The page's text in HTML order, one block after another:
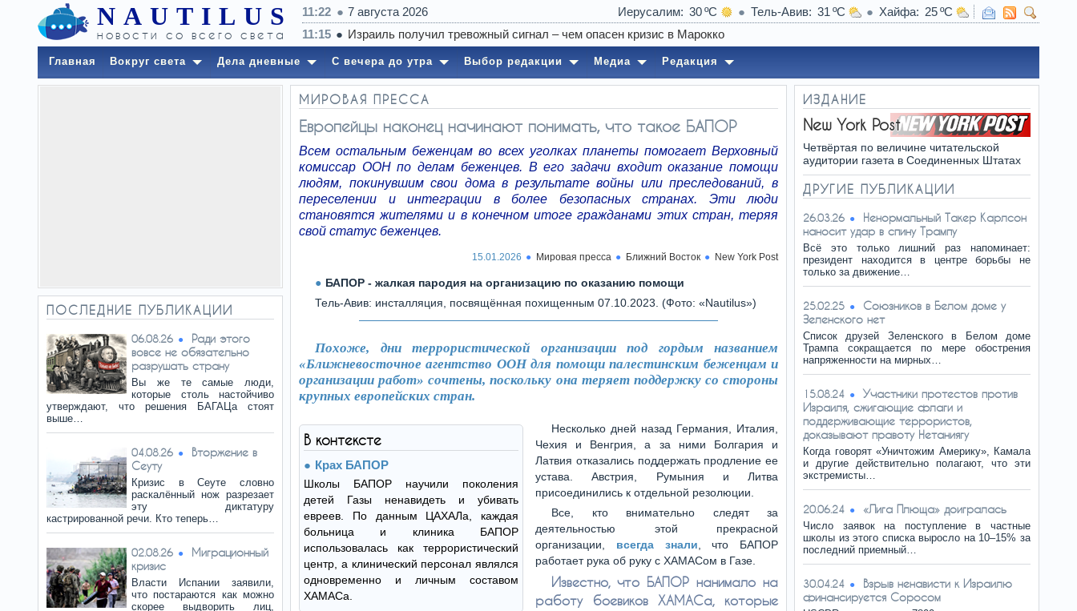
NAUTILUS
новости со всего света
11:22 7 августа 2026 Иерусалим 30 Тель-Авив 31 Хайфа 25
Главная Вокруг света Дела дневные С вечера до утра Выбор редакции Медиа Редакция
ПОСЛЕДНИЕ ПУБЛИКАЦИИ
06.08.26
Ради этого
вовсе не обязательно
разрушать страну
Вы же те самые люди,
которые столь настойчиво
утверждают, что решения БАГАЦа стоят
выше…
04.08.26
Вторжение в
Сеуту
Кризис в Сеуте словно
раскалённый нож разрезает
эту диктатуру
кастрированной речи. Кто теперь…
02.08.26
Миграционный
кризис
Власти Испании заявили,
что постараются как можно
скорее выдворить лиц,
МИРОВАЯ ПРЕССА
Европейцы наконец начинают понимать, что такое БАПОР
Всем остальным беженцам во всех уголках планеты помогает Верховный
комиссар ООН по делам беженцев. В его задачи входит оказание помощи
людям, покинувшим свои дома в результате войны или преследований, в
переселении и интеграции в более безопасных странах. Эти люди
становятся жителями и в конечном итоге гражданами этих стран, теряя
свой статус беженцев.
15.01.2026 Мировая пресса Ближний Восток New York Post
БАПОР - жалкая пародия на организацию по оказанию помощи
Тель-Авив: инсталляция, посвящённая похищенным 07.10.2023. (Фото: «Nautilus»)
Похоже, дни террористической организации под гордым названием
«Ближневосточное агентство ООН для помощи палестинским беженцам и
организации работ» сочтены, поскольку она теряет поддержку со стороны
крупных европейских стран.
В контексте
Крах БАПОР
Школы БАПОР научили поколения
детей Газы ненавидеть и убивать
евреев. По данным ЦАХАЛа, каждая
больница и клиника БАПОР
использовалась как террористический
центр, а клинический персонал являлся
одновременно и личным составом
ХАМАСа.
Несколько дней назад Германия, Италия,
Чехия и Венгрия, а за ними Болгария и
Латвия отказались поддержать продление ее
устава. Австрия, Румыния и Литва
присоединились к отдельной резолюции.
Все, кто внимательно следят за
деятельностью этой прекрасной
организации, всегда знали , что БАПОР
работает рука об руку с ХАМАСом в Газе.
Известно, что БАПОР нанимало на
работу боевиков ХАМАСа, которые
ИЗДАНИЕ
New York Post
Четвёртая по величине читательской
аудитории газета в Соединенных Штатах
ДРУГИЕ ПУБЛИКАЦИИ
26.03.26
Ненормальный Такер Карлсон
наносит удар в спину Трампу
Всё это только лишний раз напоминает:
президент находится в центре борьбы не
только за движение…
25.02.25
Союзников в Белом доме у
Зеленского нет
Список друзей Зеленского в Белом доме
Трампа сокращается по мере обострения
напряженности на мирных…
15.08.24
Участники протестов против
Израиля, сжигающие флаги и
поддерживающие террористов,
доказывают правоту Нетаниягу
Когда говорят «Уничтожим Америку», Камала
и другие действительно полагают, что эти
экстремисты…
20.06.24 «Лига Плюща» доигралась
Число заявок на поступление в частные
школы из этого списка выросло на 10–15% за
последний приемный…
30.04.24
Взрыв ненависти к Израилю
финансируется Соросом